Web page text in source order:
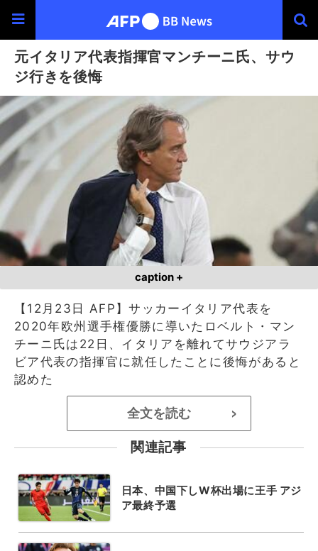
元イタリア代表指揮官マンチーニ氏、サウ
ジ行きを後悔
caption +
【12月23日 AFP】サッカーイタリア代表を
2020年欧州選手権優勝に導いたロベルト・マン
チーニ氏は22日、イタリアを離れてサウジアラ
ビア代表の指揮官に就任したことに後悔があると
認めた
全文を読む >
関連記事
日本、中国下しW杯出場に王手 アジ
ア最終予選